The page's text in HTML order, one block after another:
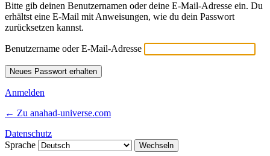
Bitte gib deinen Benutzernamen oder deine E-Mail-Adresse ein. Du
erhältst eine E-Mail mit Anweisungen, wie du dein Passwort
zurücksetzen kannst.
Benutzername oder E-Mail-Adresse
Anmelden
← Zu anahad-universe.com
Datenschutz
Sprache